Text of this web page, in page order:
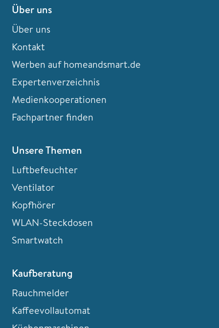
Über uns
Über uns
Kontakt
Werben auf homeandsmart.de
Expertenverzeichnis
Medienkooperationen
Fachpartner finden
Unsere Themen
Luftbefeuchter
Ventilator
Kopfhörer
WLAN-Steckdosen
Smartwatch
Kaufberatung
Rauchmelder
Kaffeevollautomat